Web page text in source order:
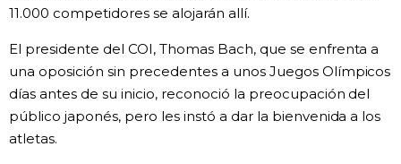
11.000 competidores se alojarán allí.
El presidente del COI, Thomas Bach, que se enfrenta a
una oposición sin precedentes a unos Juegos Olímpicos
días antes de su inicio, reconoció la preocupación del
público japonés, pero les instó a dar la bienvenida a los
atletas.